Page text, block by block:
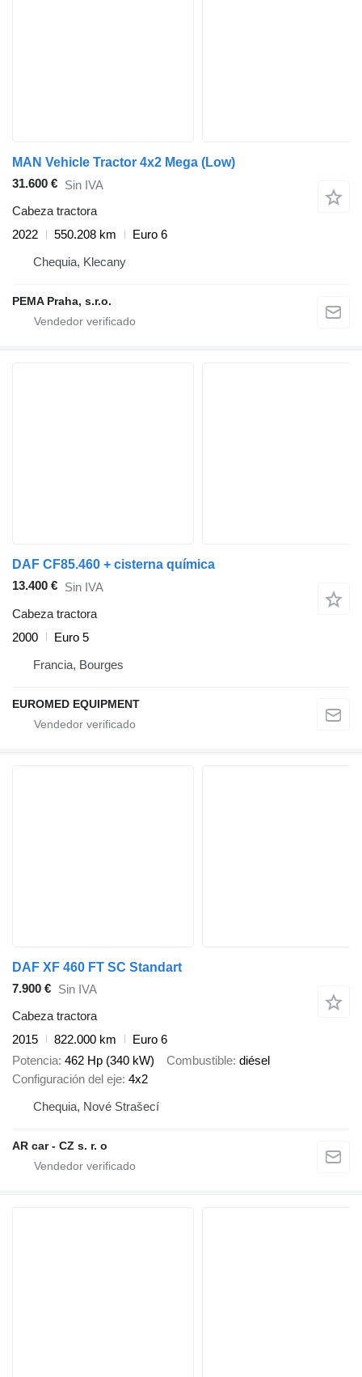
MAN Vehicle Tractor 4x2 Mega (Low)
31.600 € Sin IVA
Cabeza tractora
2022
550.208 km
Euro 6
Chequia, Klecany
PEMA Praha, s.r.o.
DAF CF85.460 + cisterna química
13.400 € Sin IVA
Cabeza tractora
2000
Euro 5
Francia, Bourges
EUROMED EQUIPMENT
DAF XF 460 FT SC Standart
7.900 € Sin IVA
Cabeza tractora
2015
822.000 km
Euro 6
Potencia 462 Hp (340 kW) Combustible diésel
Configuración del eje 4x2
Chequia, Nové Strašecí
AR car - CZ s. r. o